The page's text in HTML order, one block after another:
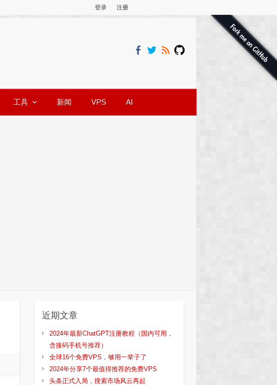
登录 注册
工具 新闻 VPS AI
近期文章
2024年最新ChatGPT注册教程（国内可用，
含接码手机号推荐）
全球16个免费VPS，够用一辈子了
2024年分享7个最值得推荐的免费VPS
头条正式入局，搜索市场风云再起